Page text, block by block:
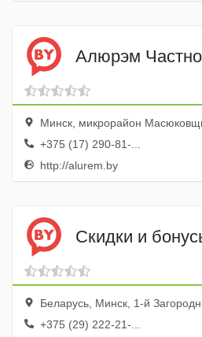
Алюрэм
Минск, микрорайон Масюковщина-1, 4-й
+375 (17) 290-81-...
http://alurem.by
Скидки и
Беларусь, Минск, 1-й
+375 (29) 222-21-...